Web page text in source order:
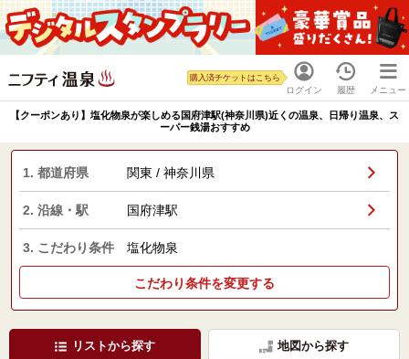
ログイン
購入済チケットはこちら
履歴 メニュー
【クーポンあり】塩化物泉が楽しめる国府津駅(神奈川県)近くの温泉、日帰り温泉、ス
ーパー銭湯おすすめ
1. 都道府県 関東 / 神奈川県
2. 沿線・駅 国府津駅
3. こだわり条件 塩化物泉
こだわり条件を変更する
リストから探す 地図から探す